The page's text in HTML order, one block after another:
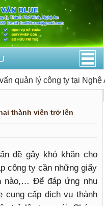
quản lý công ty tại Nghệ An
thành viên trở lên
đề gây khó khăn cho
công ty cần những giấy
nào,… Để đáp ứng nhu
cung cấp dịch vụ thành